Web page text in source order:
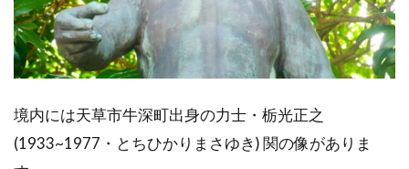
境内には天草市牛深町出身の力士・栃光正之
(1933~1977・とちひかりまさゆき) 関の像がありま